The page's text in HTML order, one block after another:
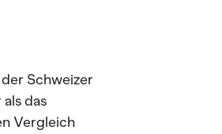
Schweizer
das
Vergleich